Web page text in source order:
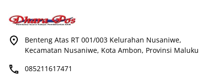
Benteng Atas RT 001/003 Kelurahan Nusaniwe,
Kecamatan Nusaniwe, Kota Ambon, Provinsi Maluku
085211617471